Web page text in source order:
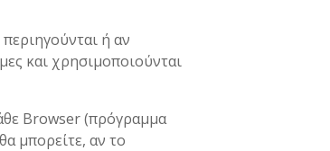
ή αν
και χρησιμοποιούνται
Browser (πρόγραμμα
μπορείτε, αν το